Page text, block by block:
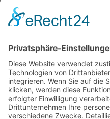
Newsletter
Nachname